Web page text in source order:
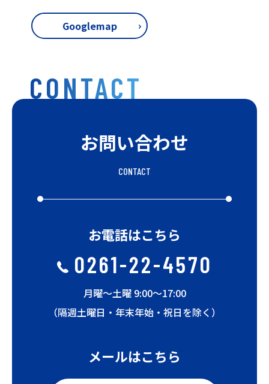
Googlemap
CONTACT
お問い合わせ
CONTACT
お電話はこちら
0261-22-4570
月曜〜土曜 9:00〜17:00
（隔週土曜日・年末年始・祝日を除く）
メールはこちら